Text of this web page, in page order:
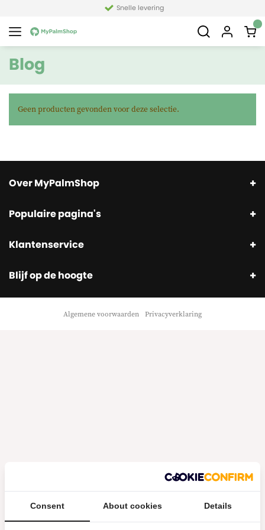
Snelle levering
Blog
Geen producten gevonden voor deze selectie.
Over MyPalmShop
Populaire pagina's
Klantenservice
Blijf op de hoogte
Algemene voorwaarden Privacyverklaring
Consent About cookies Details